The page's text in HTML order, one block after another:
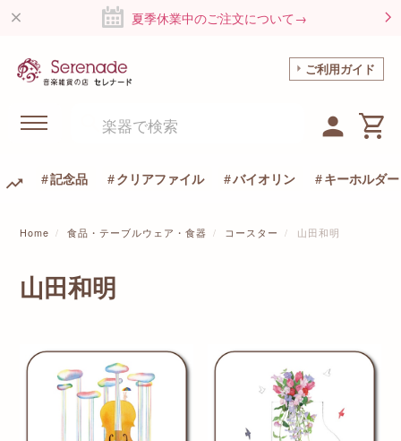
夏季休業中のご注文について→
ご利用ガイド
記念品 クリアファイル バイオリン キーホルダー
Home 食品・テーブルウェア・食器 コースター 山田和明
山田和明